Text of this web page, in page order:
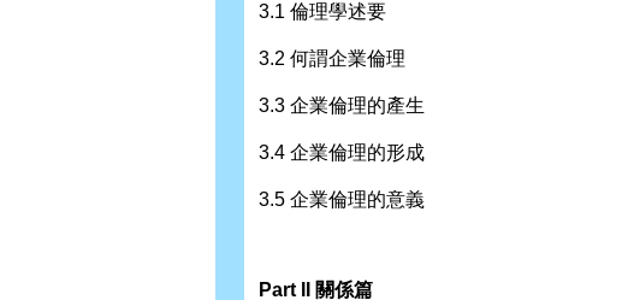
3.1 倫理學述要
3.2 何謂企業倫理
3.3 企業倫理的產生
3.4 企業倫理的形成
3.5 企業倫理的意義
Part II 關係篇